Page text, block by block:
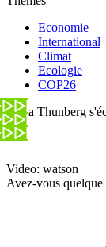
Economie
International
Climat
Ecologie
COP26
Greta Thunberg
Video: watson
Avez-vous quelque